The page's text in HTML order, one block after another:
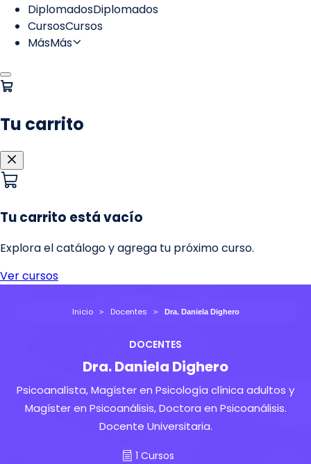
Inicio Docentes Dra. Daniela Dighero
DOCENTES
Dra. Daniela Dighero
Psicoanalísta, Magíster en Psicología clínica adultos y
Magíster en Psicoanálisis, Doctora en Psicoanálisis.
Docente Universitaria.
1 Cursos